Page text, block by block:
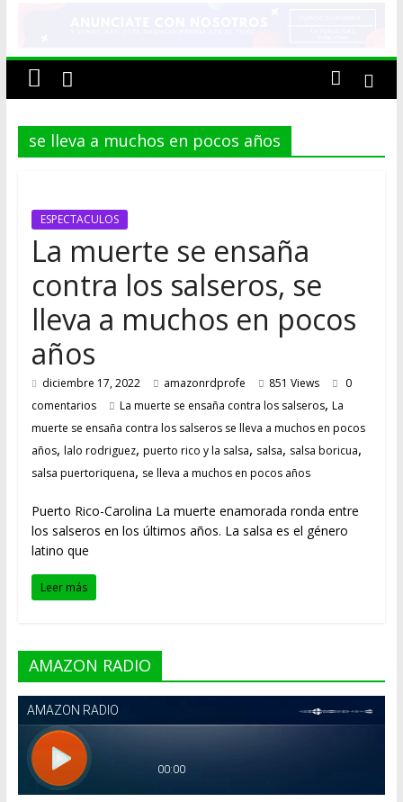
RADIO
MUSICAL
DEL
se lleva a muchos en pocos años
ESPECTACULOS
La muerte se ensaña
contra los salseros, se
lleva a muchos en pocos
años
diciembre 17, 2022 amazonrdprofe 851 Views
0
comentarios
La muerte se ensaña contra los salseros, La
muerte se ensaña contra los salseros se lleva a muchos en pocos
años, lalo rodriguez, puerto rico y la salsa, salsa, salsa boricua,
salsa puertoriquena, se lleva a muchos en pocos años
Puerto Rico-Carolina La muerte enamorada ronda entre
los salseros en los últimos años. La salsa es el género
latino que
Leer más
AMAZON RADIO